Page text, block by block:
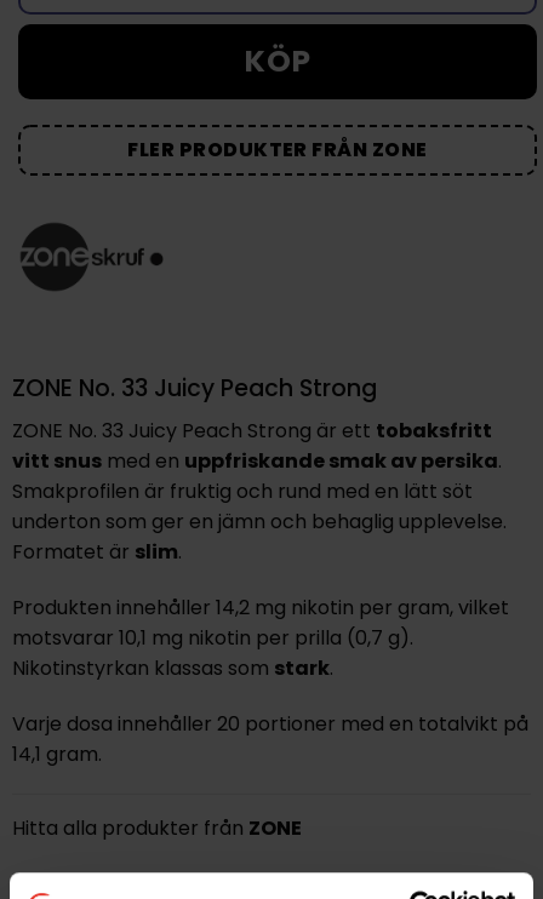
KÖP
FLER PRODUKTER FRÅN ZONE
ZONE No. 33 Juicy Peach Strong
ZONE No. 33 Juicy Peach Strong är ett tobaksfritt
vitt snusmed en uppfriskande smak av persika.
Smakprofilen är fruktig och rund med en lätt söt
underton som ger en jämn och behaglig upplevelse.
Formatet är slim.
Produkten innehåller 14,2 mg nikotin per gram, vilket
motsvarar 10,1 mg nikotin per prilla (0,7 g).
Nikotinstyrkan klassas som stark.
Varje dosa innehåller 20 portioner med en totalvikt på
14,1 gram.
Hitta alla produkter från ZONE
Alla produkter med smaken